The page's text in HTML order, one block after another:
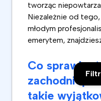
tworząc
Niezależnie od
młodym
emerytem,
Co sprawia,
takie